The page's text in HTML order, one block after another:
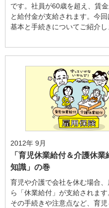
です。社員が60歳を超え、賃
と給付金が支給されます。今
基本と手続きについてご紹介し
2012年 9月
「育児休業給付＆介護休業
知識」の巻
育児や介護で会社を休む場合
ら「休業給付」が支給されます
その手続きや注意点など、育